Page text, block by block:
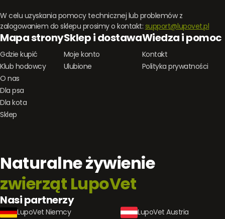
W celu uzyskania pomocy technicznej lub problemów z
zalogowaniem do sklepu prosimy o kontakt: support@lupovet.pl
Mapa strony
Gdzie kupić
Klub hodowcy
O nas
Dla psa
Dla kota
Sklep
Sklep i dostawa
Moje konto
Ulubione
Wiedza i pomoc
Kontakt
Polityka prywatności
Naturalne żywienie
zwierząt LupoVet
Nasi partnerzy
LupoVet Niemcy LupoVet Austria